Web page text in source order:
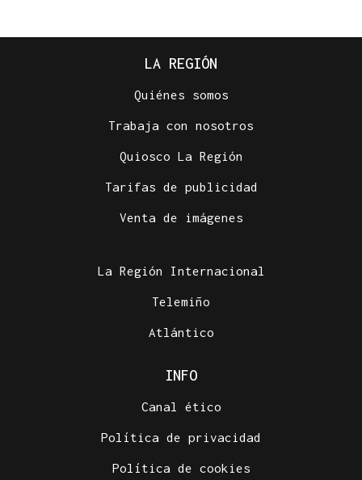
LA REGIÓN
Quiénes somos
Trabaja con nosotros
Quiosco La Región
Tarifas de publicidad
Venta de imágenes
La Región Internacional
Telemiño
Atlántico
INFO
Canal ético
Política de privacidad
Política de cookies